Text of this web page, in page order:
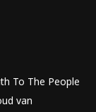
To The People
van